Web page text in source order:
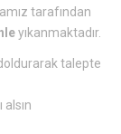
tarafından
yıkanmaktadır.
talepte